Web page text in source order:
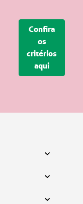
Confira
os
critérios
aqui